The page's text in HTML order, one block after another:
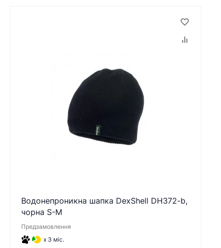
Водонепроникна шапка DexShell DH372-b,
чорна S-M
Предзамовлення
x 3 міс.